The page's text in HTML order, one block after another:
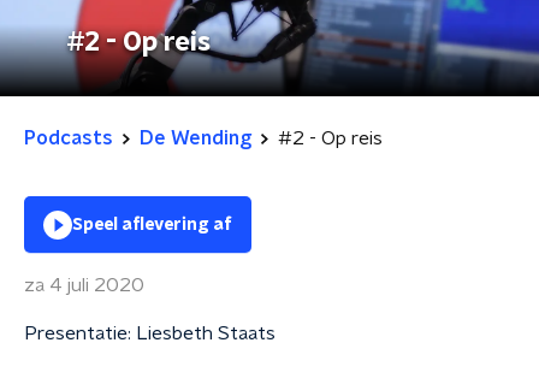
#2 - Op reis
Podcasts De Wending #2 - Op reis
Speel aflevering af
za 4 juli 2020
Presentatie: Liesbeth Staats